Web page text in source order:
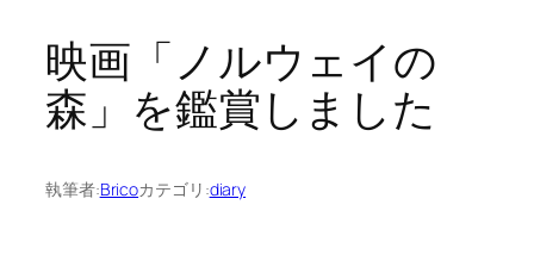
映画「ノルウェイの
森」を鑑賞しました
執筆者:Bricoカテゴリ:diary